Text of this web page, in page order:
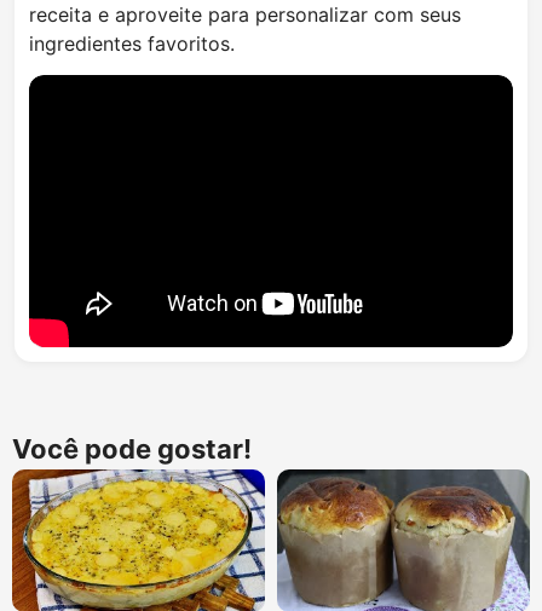
receita e aproveite para personalizar com seus
ingredientes favoritos.
Você pode gostar!